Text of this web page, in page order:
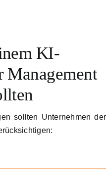
KI-
Management
sollten Unternehmen der